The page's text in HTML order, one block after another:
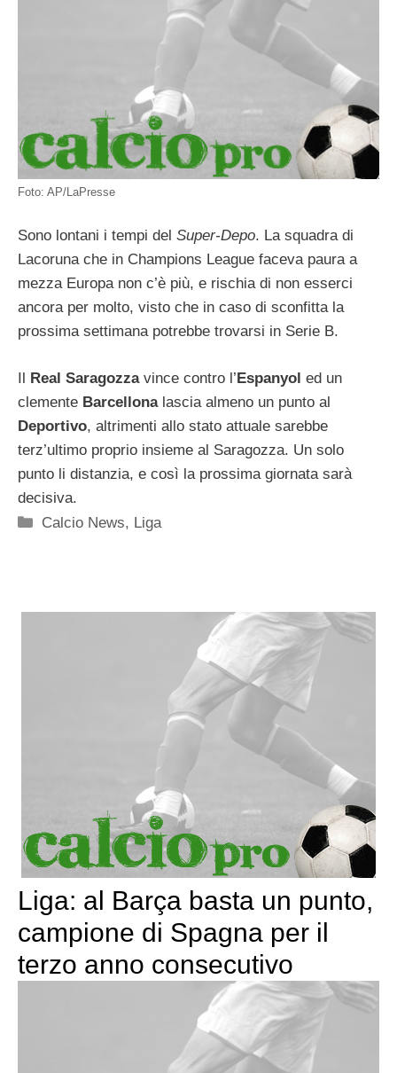
Foto: AP/LaPresse
Sono lontani i tempi del Super-Depo. La squadra di
Lacoruna che in Champions League faceva paura a
mezza Europa non c’è più, e rischia di non esserci
ancora per molto, visto che in caso di sconfitta la
prossima settimana potrebbe trovarsi in Serie B.
Il Real Saragozzavince contro l’Espanyol ed un
clemente Barcellona lascia almeno un punto al
Deportivo, altrimenti allo stato attuale sarebbe
terz’ultimo proprio insieme al Saragozza. Un solo
punto li distanzia, e così la prossima giornata sarà
decisiva.
Categorie
Calcio News, Liga
Liga: al Barça basta un punto,
campione di Spagna per il
terzo anno consecutivo